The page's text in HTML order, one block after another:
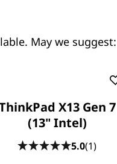
May we suggest:
X13 Gen 7
(13" Intel)
5.0(1)